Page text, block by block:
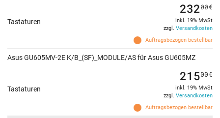
Tastaturen
Auftragsbezogen bestellbar
23200€
inkl. 19% MwSt
zzgl. Versandkosten
Asus GU605MV-2E K/B_(SF)_MODULE/AS für Asus GU605MZ
Tastaturen
Auftragsbezogen bestellbar
21500€
inkl. 19% MwSt
zzgl. Versandkosten